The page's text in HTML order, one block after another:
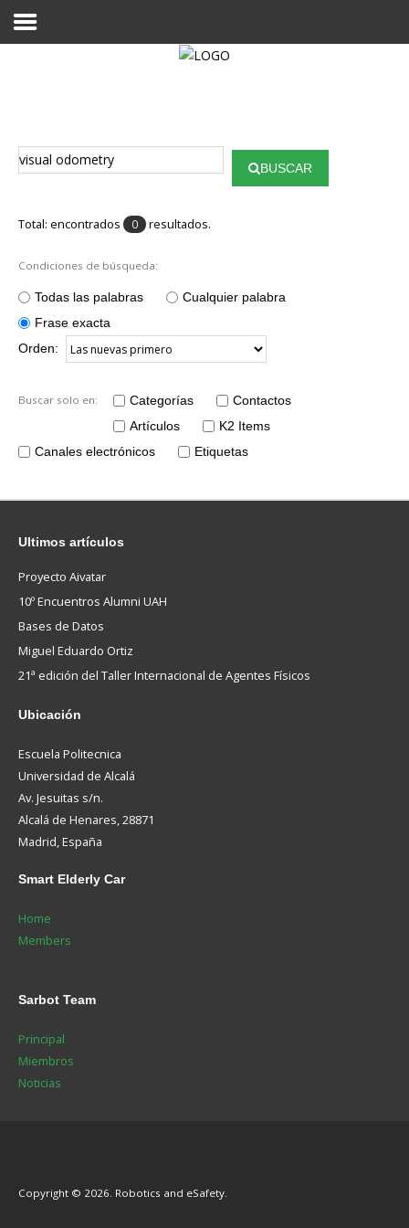
BUSCAR
Total: encontrados 0 resultados.
Condiciones de búsqueda:
Todas las palabras
Cualquier palabra
Frase exacta
Orden:
Buscar solo en: Categorías
Contactos
Artículos
K2 Items
Canales electrónicos
Etiquetas
Ultimos artículos
Proyecto Aivatar
10º Encuentros Alumni UAH
Bases de Datos
Miguel Eduardo Ortiz
21ª edición del Taller Internacional de Agentes Físicos
Ubicación
Escuela Politecnica
Universidad de Alcalá
Av. Jesuitas s/n.
Alcalá de Henares, 28871
Madrid, España
Smart Elderly Car
Home
Members
Sarbot Team
Principal
Miembros
Noticias
Copyright © 2026. Robotics and eSafety.